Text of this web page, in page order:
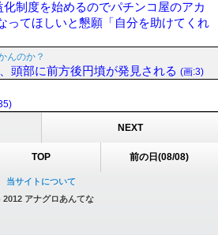
制度を始めるのでパチンコ屋のアカ
ってほしいと懇願「自分を助けてくれ
んのか？
頭部に前方後円墳が発見される (画:3)
NEXT
TOP 前の日(08/08)
当サイトについて
2012 アナグロあんてな